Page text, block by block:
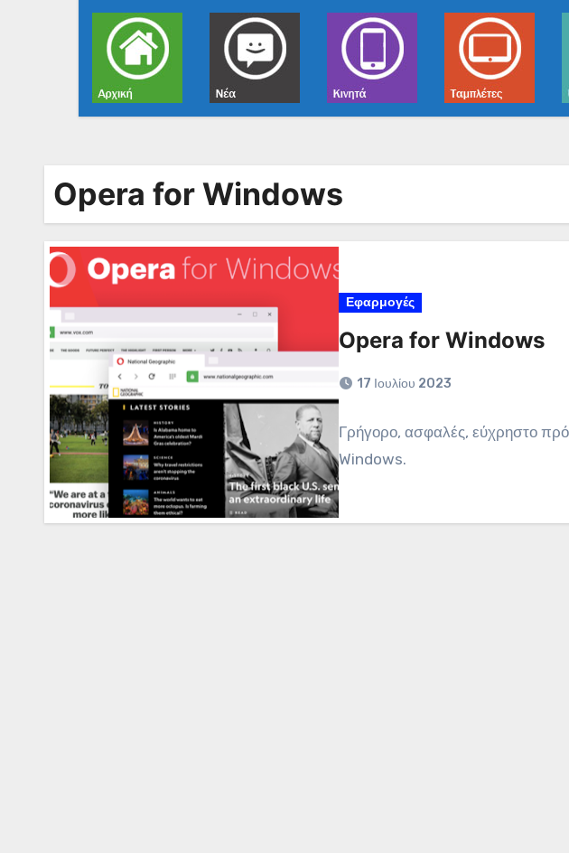
Opera for Windows
Εφαρμογές
Opera for Windows
17 Ιουλίου 2023
Γρήγορο, ασφαλές, εύχρηστο
Windows.